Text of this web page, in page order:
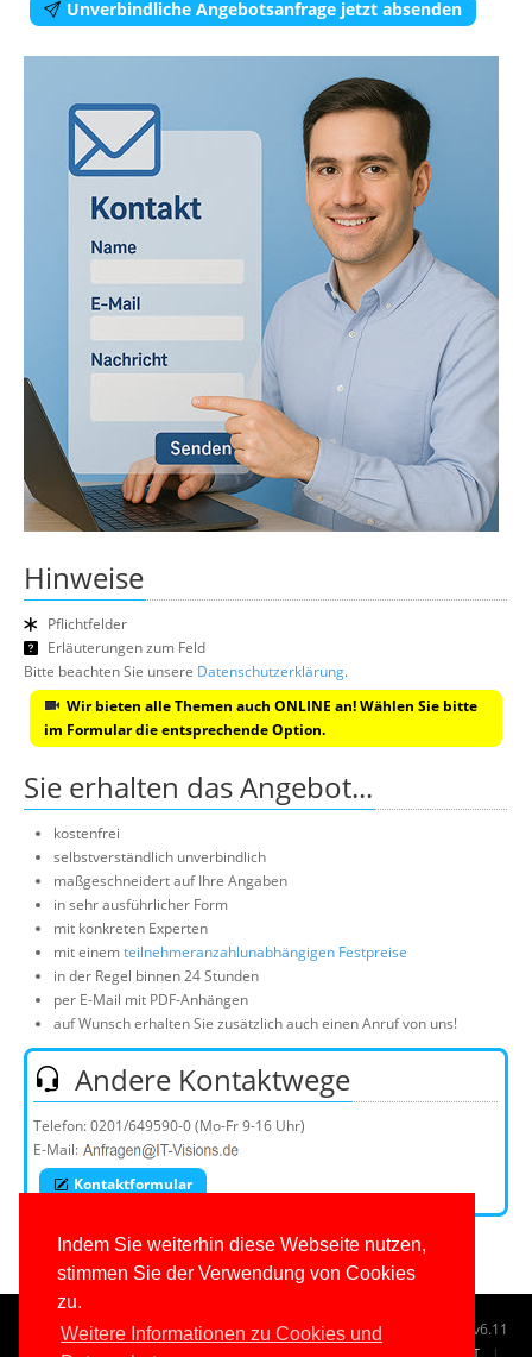
Indem Sie weiterhin diese Webseite nutzen,
stimmen Sie der Verwendung von Cookies
zu.
Weitere Informationen zu Cookies und
Unverbindliche Angebotsanfrage jetzt absenden
Hinweise
Pflichtfelder
Erläuterungen zum Feld
Bitte beachten Sie unsere Datenschutzerklärung.
Wir bieten alle Themen auch ONLINE an! Wählen Sie bitte
im Formular die entsprechende Option.
Sie erhalten das Angebot...
kostenfrei
selbstverständlich unverbindlich
maßgeschneidert auf Ihre Angaben
in sehr ausführlicher Form
mit konkreten Experten
mit einemteilnehmeranzahlunabhängigen Festpreise
in der Regel binnen 24 Stunden
per E-Mail mit PDF-Anhängen
auf Wunsch erhalten Sie zusätzlich auch einen Anruf von uns!
Andere Kontaktwege
Telefon:0201/649590-0(Mo-Fr 9-16 Uhr)
E-Mail:
Kontaktformular
© 1996-2026www.IT-Visions.de-Dr. Holger Schwichtenberg v6.11
START KONTAKT